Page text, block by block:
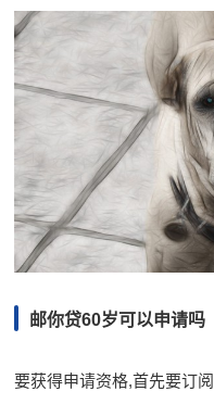
邮你贷60岁可以申请吗
要获得申请资格,首先要订